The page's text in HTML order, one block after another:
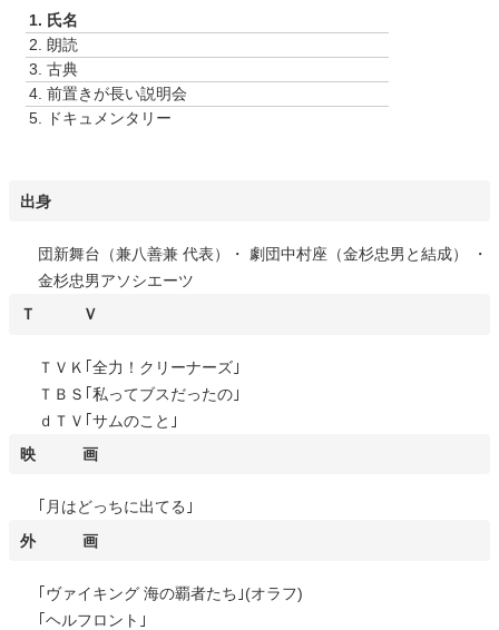
プ
レ
ー
ヤ
ー
1. 氏名
2. 朗読
3. 古典
4. 前置きが長い説明会
5.
ドキュメンタリー
出身
団新舞台（兼八善兼 代表）・ 劇団中村座（金杉忠男と結成） ・
金杉忠男アソシエーツ
Ｔ Ｖ
ＴＶＫ｢全力！クリーナーズ｣
ＴＢＳ｢私ってブスだったの｣
ｄＴＶ｢サムのこと｣
映 画
｢月はどっちに出てる｣
外 画
｢ヴァイキング 海の覇者たち｣(オラフ)
｢ヘルフロント｣